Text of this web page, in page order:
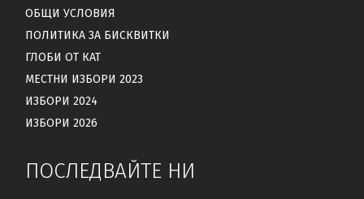
ОБЩИ УСЛОВИЯ
ПОЛИТИКА ЗА БИСКВИТКИ
ГЛОБИ ОТ КАТ
МЕСТНИ ИЗБОРИ 2023
ИЗБОРИ 2024
ИЗБОРИ 2026
ПОСЛЕДВАЙТЕ НИ